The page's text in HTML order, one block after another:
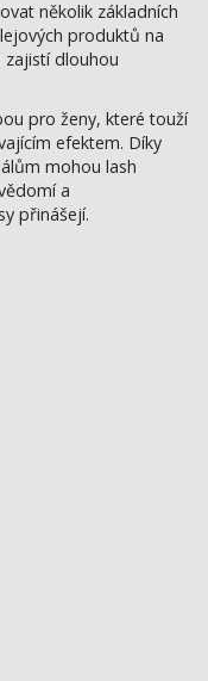
několik základních
produktů na
zajistí dlouhou
pro ženy, které touží
efektem. Díky
mohou lash
a
přinášejí.